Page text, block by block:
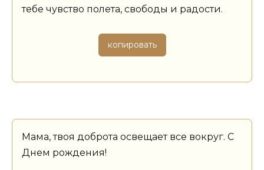
тебе чувство полета, свободы и радости.
копировать
Мама, твоя доброта освещает все вокруг. С
Днем рождения!